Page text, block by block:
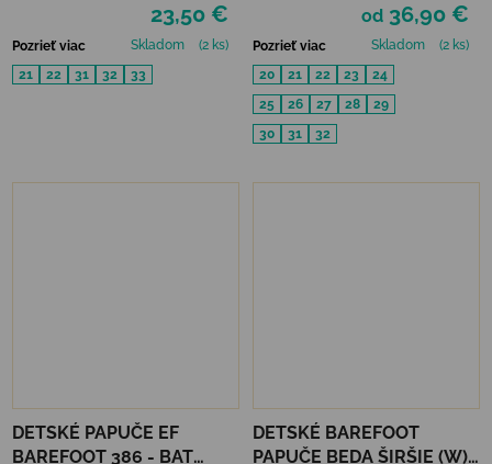
23,50 €
Pozrieť viac Skladom
(2 ks)
21
22 31 32 33
od 36,90 €
Pozrieť viac Skladom
(2 ks)
20
21 22 23
24
25
26 27 28
29
30
31 32
DETSKÉ PAPUČE EF
BAREFOOT 386 - BAT
DETSKÉ BAREFOOT
PAPUČE BEDA ŠIRŠIE (W)